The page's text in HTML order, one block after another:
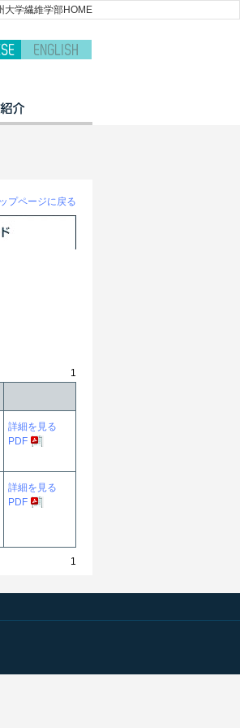
大学繊維学部HOME
プページに戻る
1
詳細を見る
PDF
詳細を見る
PDF
1